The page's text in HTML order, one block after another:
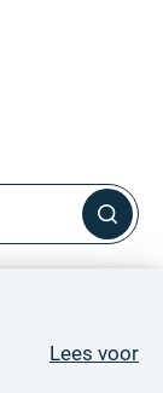
Lees voor